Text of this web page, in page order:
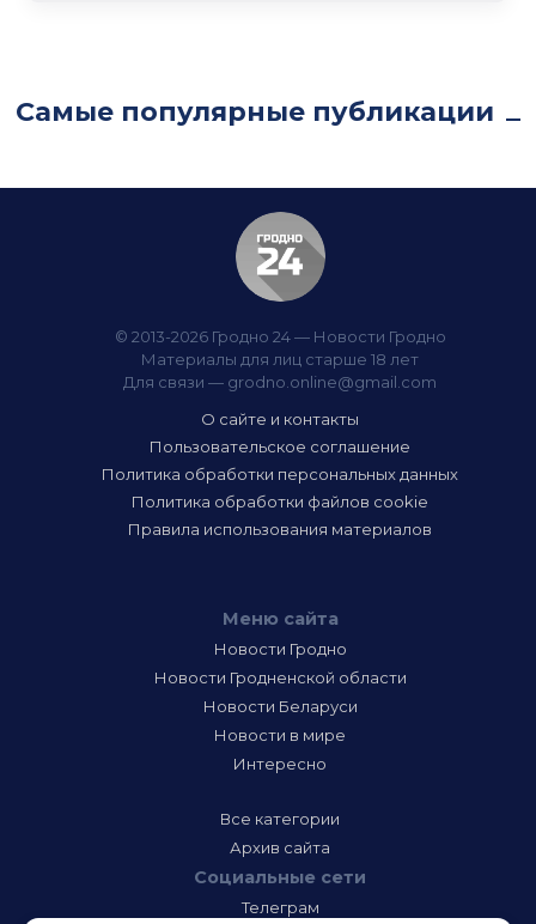
Самые популярные публикации
© 2013-2026 Гродно 24 — Новости Гродно
Материалы для лиц старше 18 лет
Для связи — grodno.online@gmail.com
О сайте и контакты
Пользовательское соглашение
Политика обработки персональных данных
Политика обработки файлов cookie
Правила использования материалов
Меню сайта
Новости Гродно
Новости Гродненской области
Новости Беларуси
Новости в мире
Интересно
Все категории
Архив сайта
Социальные сети
Телеграм